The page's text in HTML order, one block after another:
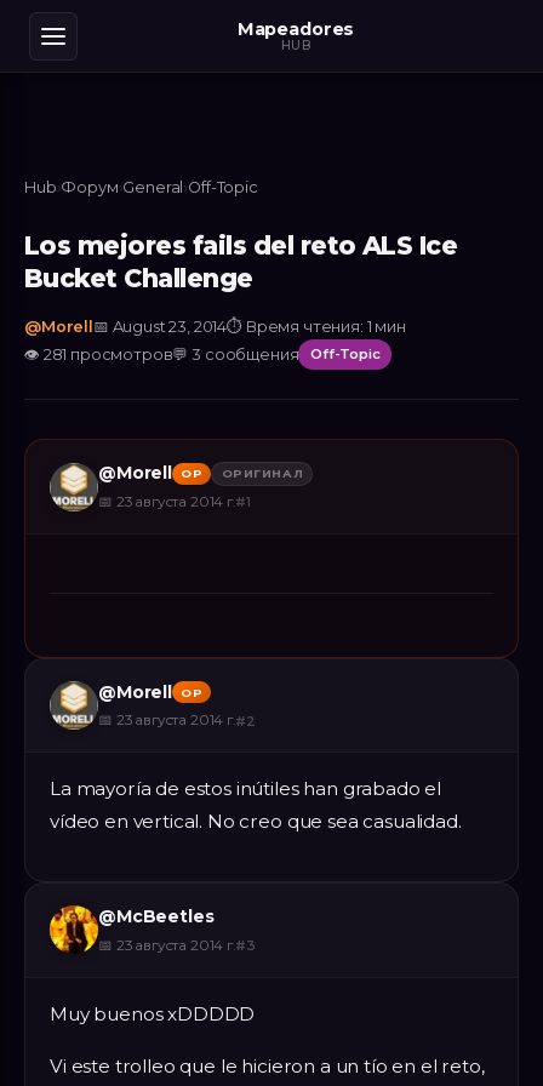
Mapeadores
HUB
Hub›Форум›General ›Off-Topic
Los mejores fails del reto ALS Ice
Bucket Challenge
@Morell 📅 August 23, 2014⏱ Время чтения: 1 мин
👁 281 просмотров💬3 сообщения Off-Topic
@Morell OP ОРИГИНАЛ
📅 23 августа 2014 г.#1
@Morell OP
📅 23 августа 2014 г.#2
La mayoría de estos inútiles han grabado el
vídeo en vertical. No creo que sea casualidad.
@McBeetles
📅 23 августа 2014 г.#3
Muy buenos xDDDDD
Vi este trolleo que le hicieron a un tío en el reto,